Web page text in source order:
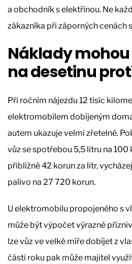
a obchodník s elektřinou. Ne
zákazníka při záporných cenách
Náklady
na desetinu
Při ročním nájezdu 12 tisíc
elektromobilem dobíjeným
autem ukazuje velmi zřetelně.
vůz se spotřebou 5,5 litru na
přibližně 42 korun za litr,
palivo na 27 720 korun.
U elektromobilu propojeného s
může být výpočet výrazně
lze vůz ve velké míře dobíjet z
části roku pak může majitel